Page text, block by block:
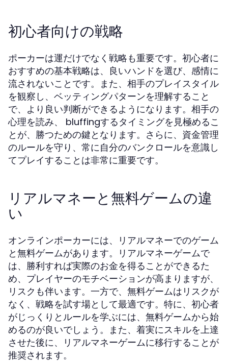
初心者向けの戦略
ポーカーは運だけでなく戦略も重要です。初心者に
おすすめの基本戦略は、良いハンドを選び、感情に
流されないことです。また、相手のプレイスタイル
を観察し、ベッティングパターンを理解すること
で、より良い判断ができるようになります。相手の
心理を読み、 bluffingするタイミングを見極めるこ
とが、勝つための鍵となります。さらに、資金管理
のルールを守り、常に自分のバンクロールを意識し
てプレイすることは非常に重要です。
リアルマネーと無料ゲームの違
い
オンラインポーカーには、リアルマネーでのゲーム
と無料ゲームがあります。リアルマネーゲームで
は、勝利すれば実際のお金を得ることができるた
め、プレイヤーのモチベーションが高まりますが、
リスクも伴います。一方で、無料ゲームはリスクが
なく、戦略を試す場として最適です。特に、初心者
がじっくりとルールを学ぶには、無料ゲームから始
めるのが良いでしょう。また、着実にスキルを上達
させた後に、リアルマネーゲームに移行することが
推奨されます。